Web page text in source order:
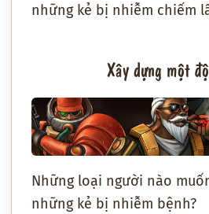
những kẻ bị nhiễm chiếm
Xây dựng một
Những loại người nào
những kẻ bị nhiễm bệnh?